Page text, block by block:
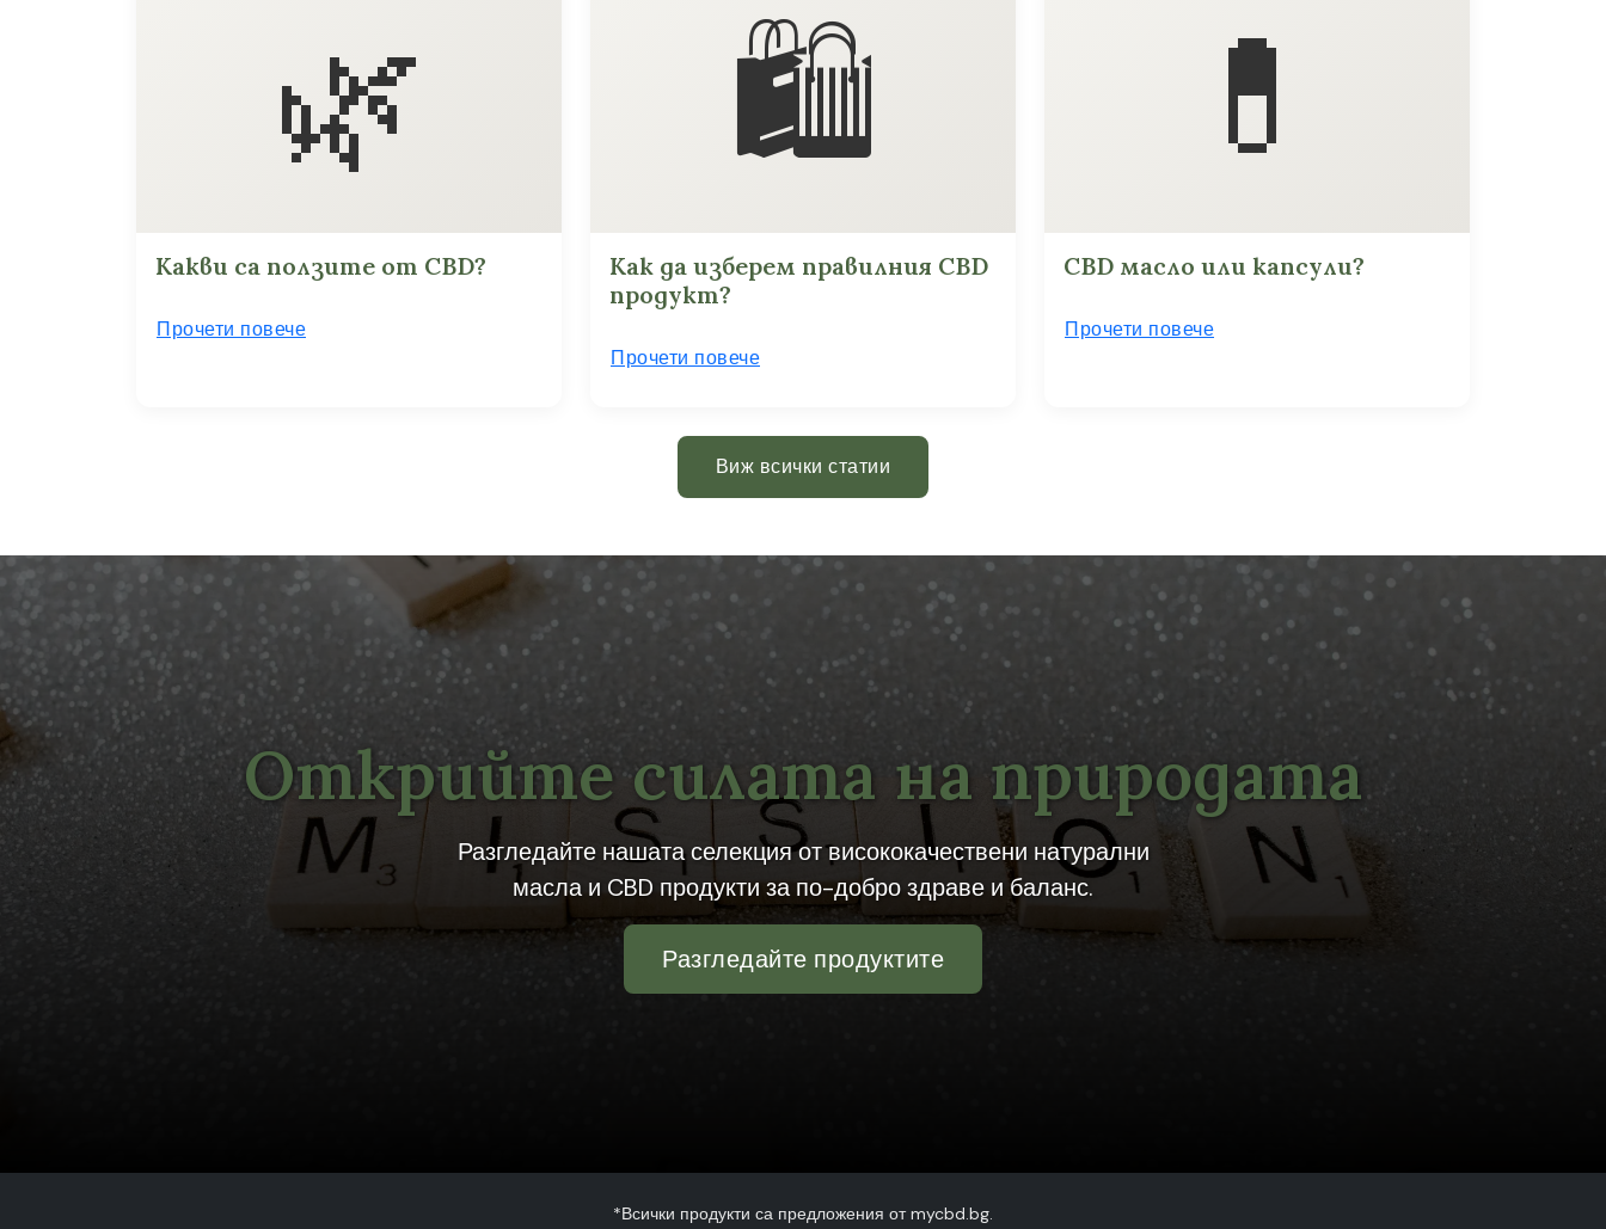
🌿
Какви са ползите от CBD?
Прочети повече
🛍️
Как да изберем правилния CBD
продукт?
Прочети повече
💊
CBD масло или капсули?
Прочети повече
Виж всички статии
Открийте силата на природата
Разгледайте нашата селекция от висококачествени натурални
масла и CBD продукти за по-добро здраве и баланс.
Разгледайте продуктите
*Всички продукти са предложения от mycbd.bg.